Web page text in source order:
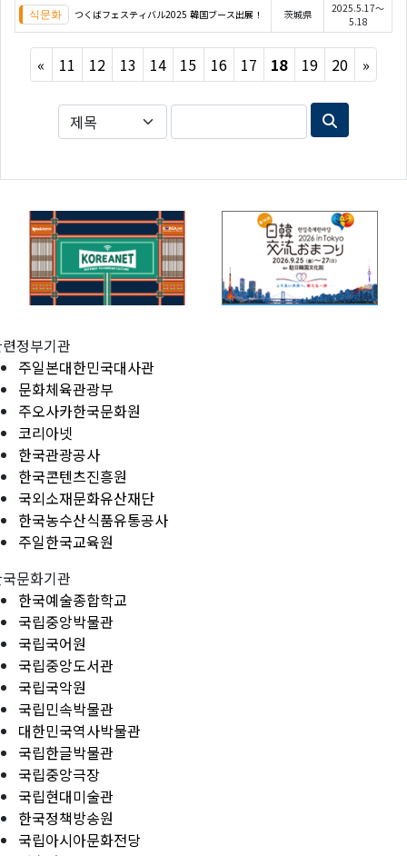
つくばフェスティバル2025 韓国ブース出展！ 茨城県
2025.5.17～
5.18
« Previous
11 12 13 14 15 16 17 18 19 20 »Next
정부기관
주일본대한민국대사관
문화체육관광부
주오사카한국문화원
코리아넷
한국관광공사
한국콘텐츠진흥원
국외소재문화유산재단
한국농수산식품유통공사
주일한국교육원
문화기관
한국예술종합학교
국립중앙박물관
국립국어원
국립중앙도서관
국립국악원
국립민속박물관
대한민국역사박물관
국립한글박물관
국립중앙극장
국립현대미술관
한국정책방송원
국립아시아문화전당